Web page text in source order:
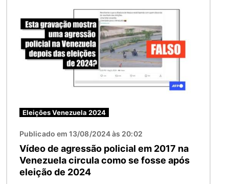
Eleições Venezuela 2024
Publicado em 13/08/2024 às 20:02
Vídeo de agressão policial em 2017 na
Venezuela circula como se fosse após
eleição de 2024